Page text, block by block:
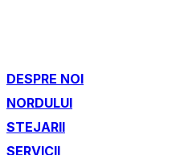
DESPRE NOI
NORDULUI
STEJARII
SERVICII